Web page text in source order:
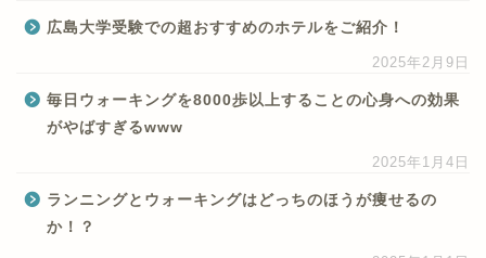
広島大学受験での超おすすめのホテルをご紹介！
2025年2月9日
毎日ウォーキングを8000歩以上することの心身への効果
がやばすぎるwww
2025年1月4日
ランニングとウォーキングはどっちのほうが痩せるの
か！？